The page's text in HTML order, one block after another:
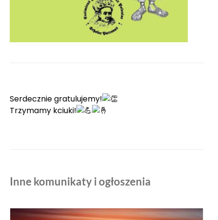
Serdecznie gratulujemy!
Trzymamy kciuki!
Inne komunikaty i ogłoszenia